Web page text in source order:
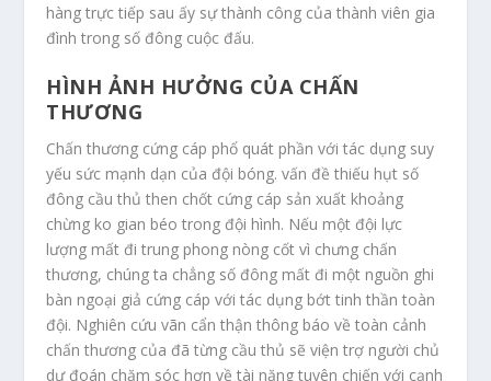
hàng trực tiếp sau ấy sự thành công của thành viên gia
đình trong số đông cuộc đấu.
HÌNH ẢNH HƯỞNG CỦA CHẤN
THƯƠNG
Chấn thương cứng cáp phổ quát phần với tác dụng suy
yếu sức mạnh dạn của đội bóng. vấn đề thiếu hụt số
đông cầu thủ then chốt cứng cáp sản xuất khoảng
chừng ko gian béo trong đội hình. Nếu một đội lực
lượng mất đi trung phong nòng cốt vì chưng chấn
thương, chúng ta chẳng số đông mất đi một nguồn ghi
bàn ngoại giả cứng cáp với tác dụng bớt tinh thần toàn
đội. Nghiên cứu vãn cẩn thận thông báo về toàn cảnh
chấn thương của đã từng cầu thủ sẽ viện trợ người chủ
dự đoán chăm sóc hơn về tài năng tuyên chiến với cạnh